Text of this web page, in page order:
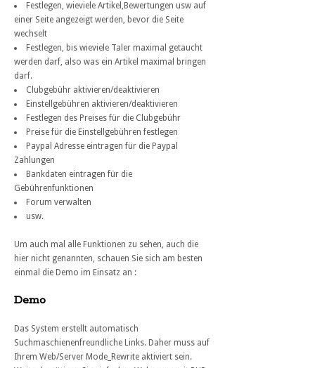
Festlegen, wieviele Artikel,Bewertungen usw auf
einer Seite angezeigt werden, bevor die Seite
wechselt
Festlegen, bis wieviele Taler maximal getaucht
werden darf, also was ein Artikel maximal bringen
darf.
Clubgebühr aktivieren/deaktivieren
Einstellgebühren aktivieren/deaktivieren
Festlegen des Preises für die Clubgebühr
Preise für die Einstellgebühren festlegen
Paypal Adresse eintragen für die Paypal
Zahlungen
Bankdaten eintragen für die
Gebührenfunktionen
Forum verwalten
usw.
Um auch mal alle Funktionen zu sehen, auch die
hier nicht genannten, schauen Sie sich am besten
einmal die Demo im Einsatz an :
Demo
Das System erstellt automatisch
Suchmaschienenfreundliche Links. Daher muss auf
Ihrem Web/Server Mode_Rewrite aktiviert sein.